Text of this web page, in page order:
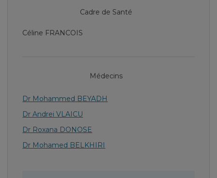
Cadre de Santé
Céline FRANCOIS
Médecins
Dr Mohammed BEYADH
Dr Andrei VLAICU
Dr Roxana DONOSE
Dr Mohamed BELKHIRI